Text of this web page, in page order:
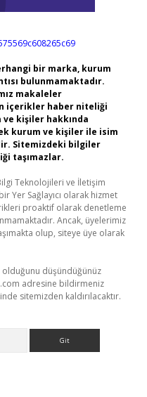
bir marka, kurum
bulunmamaktadır.
makaleler
içerikler haber niteliği
kişiler hakkında
kurum ve kişiler ile isim
Sitemizdeki bilgiler
taşımazlar.
Teknolojileri ve İletişim
Yer Sağlayıcı olarak hizmet
proaktif olarak denetleme
Ancak, üyelerimiz
olup, siteye üye olarak
olduğunu düşündüğünüz
adresine bildirmeniz
sitemizden kaldırılacaktır.